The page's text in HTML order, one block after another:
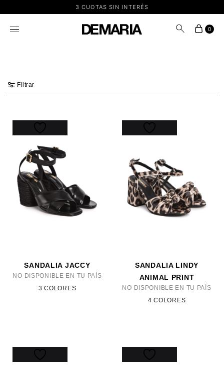
3 CUOTAS SIN INTERÉS
0
Filtrar
SANDALIA JACCY
NO DISPONIBLE EN TU PAÍS
3 COLORES
SANDALIA LINDY
ANIMAL PRINT
NO DISPONIBLE EN TU PAÍS
4 COLORES